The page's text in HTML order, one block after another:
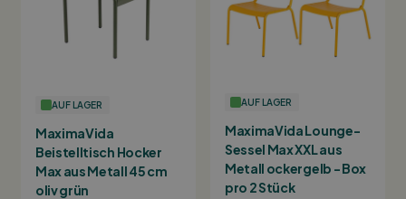
AUF LAGER
MaximaVida
Beistelltisch Hocker
Max aus Metall 45 cm
oliv grün
AUF LAGER
MaximaVida Lounge-
Sessel Max XXL aus
Metall ockergelb - Box
pro 2 Stück